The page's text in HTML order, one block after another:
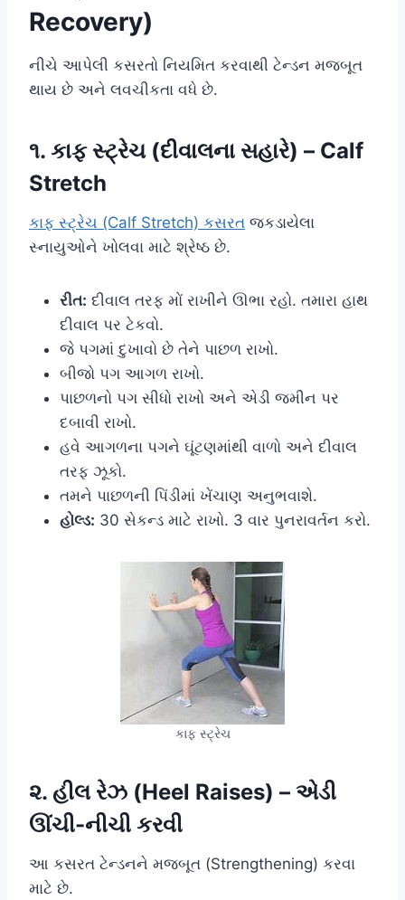
Recovery)
નીચે આપેલી કસરતો નિયમિત કરવાથી ટેન્ડન મજબૂત
થાય છે અને લવચીકતા વધે છે.
૧. કાફ સ્ટ્રેચ (દીવાલના સહારે) – Calf
Stretch
કાફ સ્ટ્રેચ (Calf Stretch) કસરત જકડાયેલા
સ્નાયુઓને ખોલવા માટે શ્રેષ્ઠ છે.
રીત: દીવાલ તરફ મોં રાખીને ઊભા રહો. તમારા હાથ
દીવાલ પર ટેકવો.
જે પગમાં દુખાવો છે તેને પાછળ રાખો.
બીજો પગ આગળ રાખો.
પાછળનો પગ સીધો રાખો અને એડી જમીન પર
દબાવી રાખો.
હવે આગળના પગને ઘૂંટણમાંથી વાળો અને દીવાલ
તરફ ઝૂકો.
તમને પાછળની પિંડીમાં ખેંચાણ અનુભવાશે.
હોલ્ડ: 30 સેકન્ડ માટે રાખો. 3 વાર પુનરાવર્તન કરો.
કાફ સ્ટ્રેચ
૨. હીલ રેઝ (Heel Raises) – એડી
ઊંચી-નીચી કરવી
આ કસરત ટેન્ડનને મજબૂત (Strengthening) કરવા
માટે છે.